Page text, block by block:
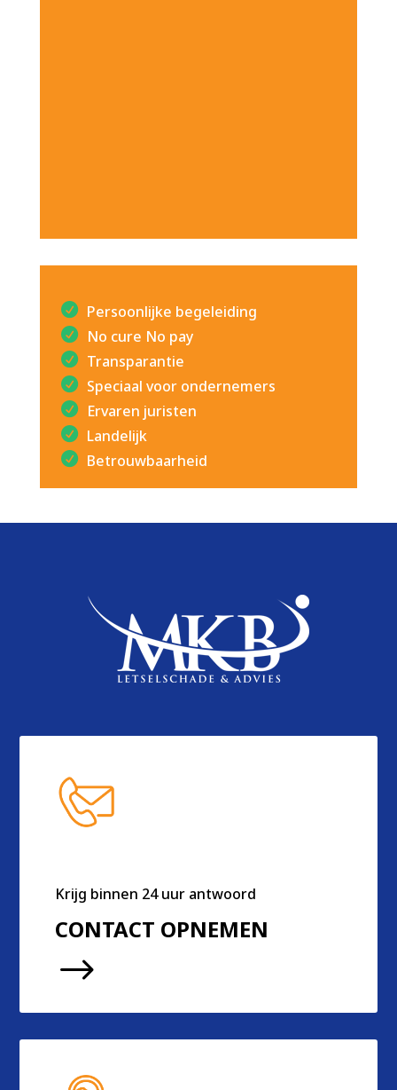
Persoonlijke begeleiding
No cure No pay
Transparantie
Speciaal voor ondernemers
Ervaren juristen
Landelijk
Betrouwbaarheid
Krijg binnen 24 uur antwoord
CONTACT OPNEMEN
$